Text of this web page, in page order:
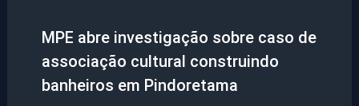
MPE abre investigação sobre caso de
associação cultural construindo
banheiros em Pindoretama